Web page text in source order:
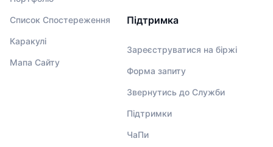
Список Спостереження
Каракулі
Мапа Сайту
Підтримка
Зареєструватися на біржі
Форма запиту
Звернутись до Служби
Підтримки
ЧаПи